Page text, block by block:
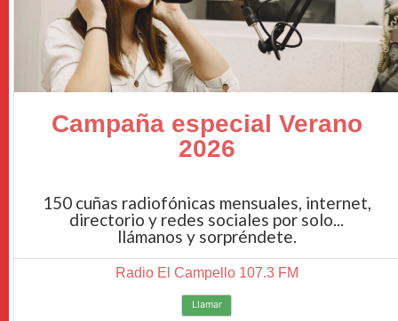
Campaña especial Verano
2026
150 cuñas radiofónicas mensuales, internet,
directorio y redes sociales por solo...
llámanos y sorpréndete.
Radio El Campello 107.3 FM
Llamar